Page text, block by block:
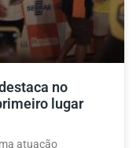
no
lugar
atuação